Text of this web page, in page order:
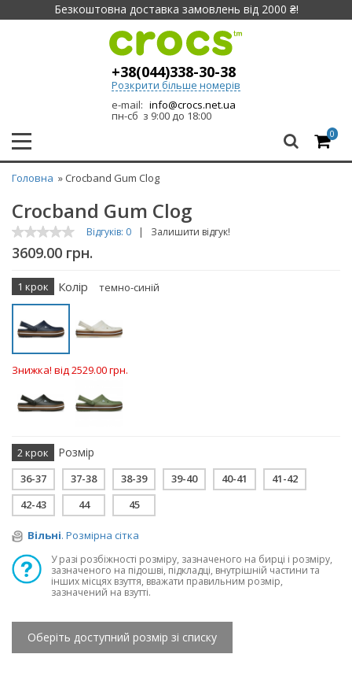
Безкоштовна доставка замовлень від 2000 ₴!
+38(044)338-30-38
Розкрити більше номерів
e-mail: info@crocs.net.ua
пн-сб з 9:00 до 18:00
0
Головна » Crocband Gum Clog
Crocband Gum Clog
Відгуків: 0 | Залишити відгук!
3609.00 грн.
1 крок Колір темно-синій
Знижка! від 2529.00 грн.
2 крок Розмір
36-37 37-38 38-39 39-40 40-41
41-42
42-43
44 45
Вільні. Розмірна сітка
У разі розбіжності розміру, зазначеного на бирці і розміру,
зазначеного на підошві, підкладці, внутрішній частини та
інших місцях взуття, вважати правильним розмір,
зазначений на взутті.
Оберіть доступний розмір зі списку